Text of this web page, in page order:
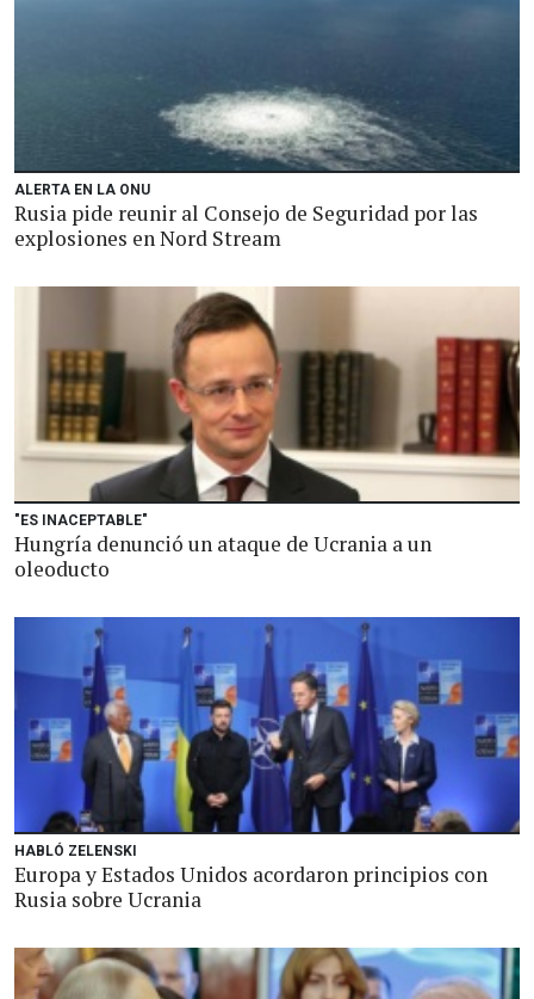
ALERTA EN LA ONU
Rusia pide reunir al Consejo de Seguridad por las
explosiones en Nord Stream
"ES INACEPTABLE"
Hungría denunció un ataque de Ucrania a un
oleoducto
HABLÓ ZELENSKI
Europa y Estados Unidos acordaron principios con
Rusia sobre Ucrania